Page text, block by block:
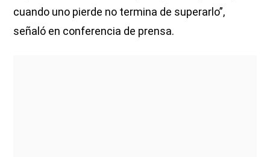
cuando uno pierde no termina de superarlo”,
señaló en conferencia de prensa.